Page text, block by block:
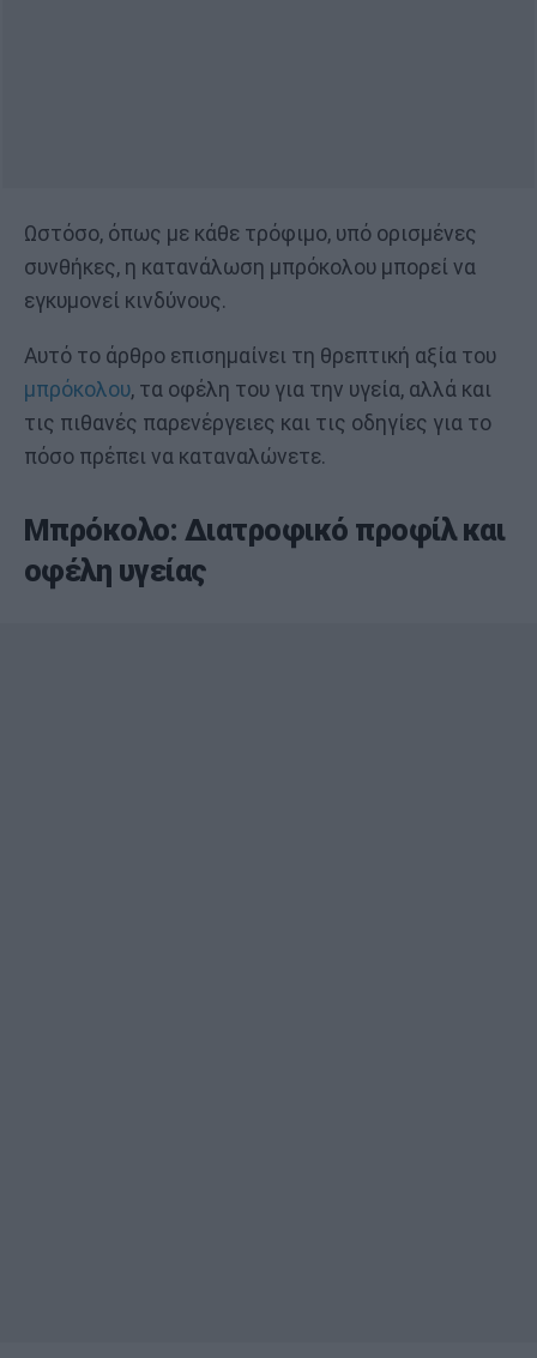
Ωστόσο, όπως με κάθε τρόφιμο, υπό ορισμένες
συνθήκες, η κατανάλωση μπρόκολου μπορεί να
εγκυμονεί κινδύνους.
Αυτό το άρθρο επισημαίνει τη θρεπτική αξία του
μπρόκολου, τα οφέλη του για την υγεία, αλλά και
τις πιθανές παρενέργειες και τις οδηγίες για το
πόσο πρέπει να καταναλώνετε.
Μπρόκολο: Διατροφικό προφίλ και
οφέλη υγείας